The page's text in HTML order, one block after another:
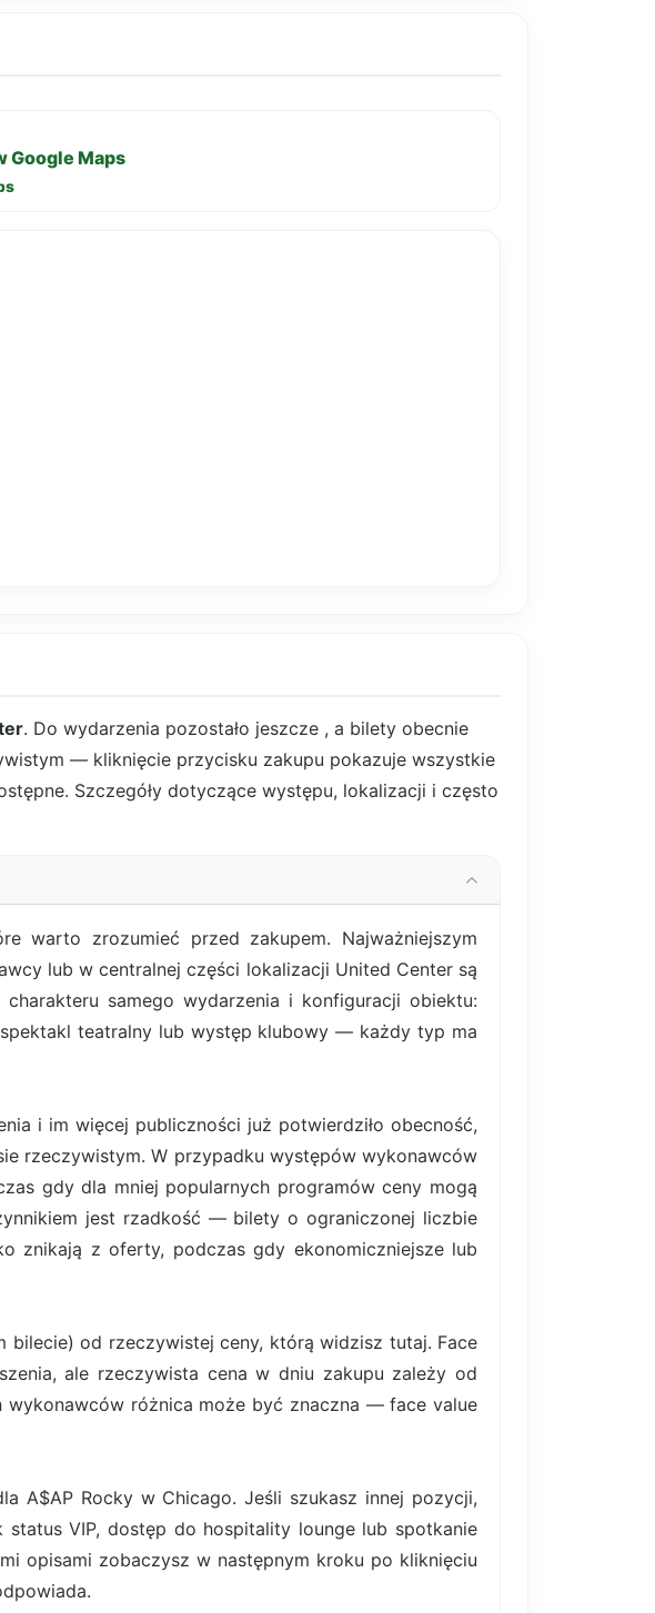
Google Maps
. Do wydarzenia pozostało jeszcze , a bilety obecnie
— kliknięcie przycisku zakupu pokazuje wszystkie
Szczegóły dotyczące występu, lokalizacji i często
warto zrozumieć przed zakupem. Najważniejszym
lub w centralnej części lokalizacji United Center są
samego wydarzenia i konfiguracji obiektu:
teatralny lub występ klubowy — każdy typ ma
i im więcej publiczności już potwierdziło obecność,
rzeczywistym. W przypadku występów wykonawców
gdy dla mniej popularnych programów ceny mogą
jest rzadkość — bilety o ograniczonej liczbie
znikają z oferty, podczas gdy ekonomiczniejsze lub
bilecie) od rzeczywistej ceny, którą widzisz tutaj. Face
ale rzeczywista cena w dniu zakupu zależy od
różnica może być znaczna — face value
A$AP Rocky w Chicago. Jeśli szukasz innej pozycji,
VIP, dostęp do hospitality lounge lub spotkanie
opisami zobaczysz w następnym kroku po kliknięciu